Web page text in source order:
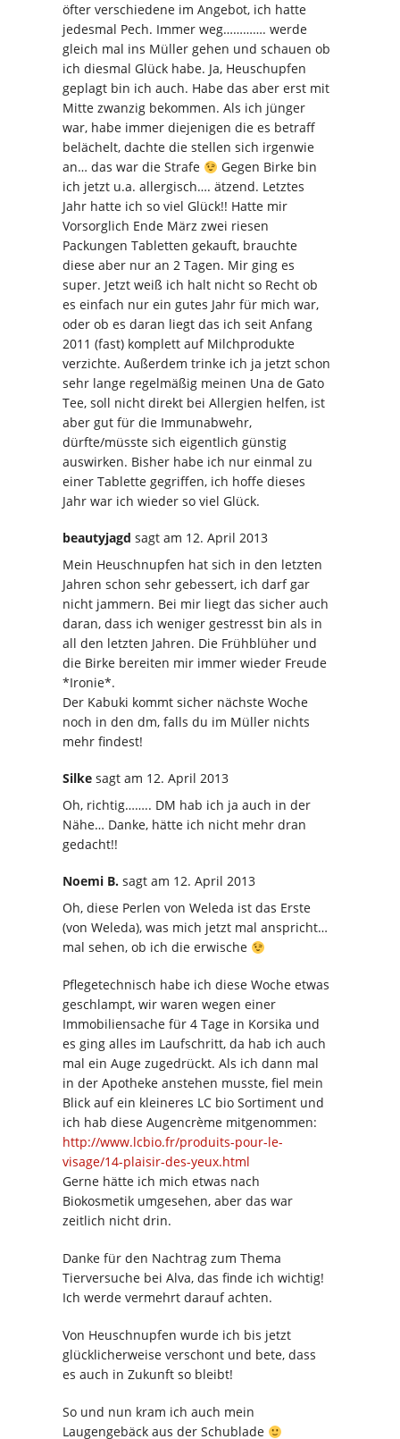
öfter verschiedene im Angebot, ich hatte
jedesmal Pech. Immer weg…………. werde
gleich mal ins Müller gehen und schauen ob
ich diesmal Glück habe. Ja, Heuschupfen
geplagt bin ich auch. Habe das aber erst mit
Mitte zwanzig bekommen. Als ich jünger
war, habe immer diejenigen die es betraff
belächelt, dachte die stellen sich irgenwie
an… das war die Strafe
Gegen Birke bin
ich jetzt u.a. allergisch…. ätzend. Letztes
Jahr hatte ich so viel Glück!! Hatte mir
Vorsorglich Ende März zwei riesen
Packungen Tabletten gekauft, brauchte
diese aber nur an 2 Tagen. Mir ging es
super. Jetzt weiß ich halt nicht so Recht ob
es einfach nur ein gutes Jahr für mich war,
oder ob es daran liegt das ich seit Anfang
2011 (fast) komplett auf Milchprodukte
verzichte. Außerdem trinke ich ja jetzt schon
sehr lange regelmäßig meinen Una de Gato
Tee, soll nicht direkt bei Allergien helfen, ist
aber gut für die Immunabwehr,
dürfte/müsste sich eigentlich günstig
auswirken. Bisher habe ich nur einmal zu
einer Tablette gegriffen, ich hoffe dieses
Jahr war ich wieder so viel Glück.
beautyjagd sagt am 12. April 2013
Mein Heuschnupfen hat sich in den letzten
Jahren schon sehr gebessert, ich darf gar
nicht jammern. Bei mir liegt das sicher auch
daran, dass ich weniger gestresst bin als in
all den letzten Jahren. Die Frühblüher und
die Birke bereiten mir immer wieder Freude
*Ironie*.
Der Kabuki kommt sicher nächste Woche
noch in den dm, falls du im Müller nichts
mehr findest!
Silke sagt am 12. April 2013
Oh, richtig…….. DM hab ich ja auch in der
Nähe… Danke, hätte ich nicht mehr dran
gedacht!!
Noemi B. sagt am 12. April 2013
Oh, diese Perlen von Weleda ist das Erste
(von Weleda), was mich jetzt mal anspricht…
mal sehen, ob ich die erwische
Pflegetechnisch habe ich diese Woche etwas
geschlampt, wir waren wegen einer
Immobiliensache für 4 Tage in Korsika und
es ging alles im Laufschritt, da hab ich auch
mal ein Auge zugedrückt. Als ich dann mal
in der Apotheke anstehen musste, fiel mein
Blick auf ein kleineres LC bio Sortiment und
ich hab diese Augencrème mitgenommen:
http://www.lcbio.fr/produits-pour-le-
visage/14-plaisir-des-yeux.html
Gerne hätte ich mich etwas nach
Biokosmetik umgesehen, aber das war
zeitlich nicht drin.
Danke für den Nachtrag zum Thema
Tierversuche bei Alva, das finde ich wichtig!
Ich werde vermehrt darauf achten.
Von Heuschnupfen wurde ich bis jetzt
glücklicherweise verschont und bete, dass
es auch in Zukunft so bleibt!
So und nun kram ich auch mein
Laugengebäck aus der Schublade